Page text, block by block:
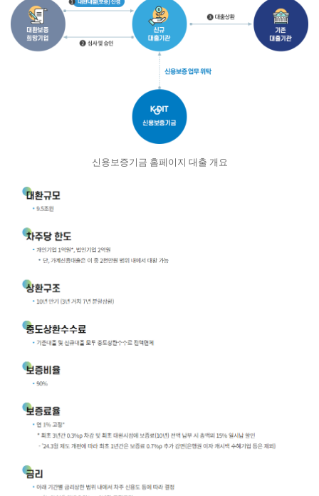
신용보증기금 홈페이지 대출 개요